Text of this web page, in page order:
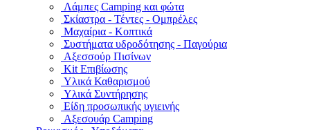
Λάμπες Camping και φώτα
Σκίαστρα - Τέντες - Ομπρέλες
Μαχαίρια - Κοπτικά
Συστήματα υδροδότησης - Παγούρια
Αξεσσούρ Πισίνων
Kit Επιβίωσης
Υλικά Καθαρισμού
Υλικά Συντήρησης
Είδη προσωπικής υγιεινής
Αξεσουάρ Camping